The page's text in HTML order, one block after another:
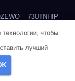
73UTNHIP
74DVDXRM
технологии, чтобы
лучший